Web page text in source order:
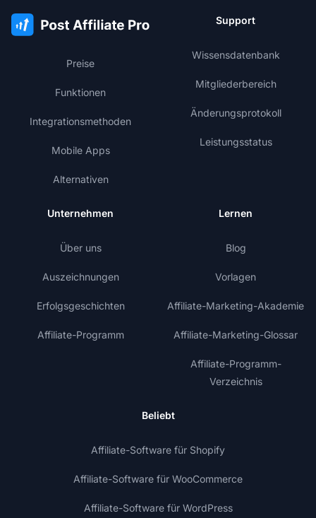
Preise
Funktionen
Integrationsmethoden
Mobile Apps
Alternativen
Support
Wissensdatenbank
Mitgliederbereich
Änderungsprotokoll
Leistungsstatus
Unternehmen
Über uns
Auszeichnungen
Erfolgsgeschichten
Affiliate-Programm
Lernen
Blog
Vorlagen
Affiliate-Marketing-Akademie
Affiliate-Marketing-Glossar
Affiliate-Programm-
Verzeichnis
Beliebt
Affiliate-Software für Shopify
Affiliate-Software für WooCommerce
Affiliate-Software für WordPress